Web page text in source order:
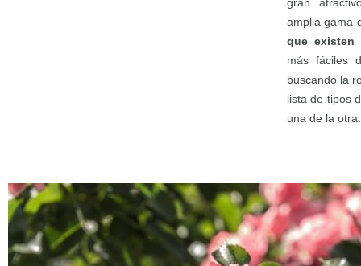
amplia gama
que
más fáciles
buscando la
lista de tipos
una de la otra.